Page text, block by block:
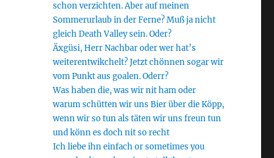
schon verzichten. Aber auf meinen
Sommerurlaub in der Ferne? Muß ja nicht
gleich Death Valley sein. Oder?
Äxgüsi, Herr Nachbar oder wer hat’s
weiterentwikchelt? Jetzt chönnen sogar wir
vom Punkt aus goalen. Oderr?
Was haben die, was wir nit ham oder
warum schütten wir uns Bier über die Köpp,
wenn wir so tun als täten wir uns freun tun
und könn es doch nit so recht
Ich liebe ihn einfach or sometimes you